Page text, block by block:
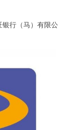
行（马）有限公